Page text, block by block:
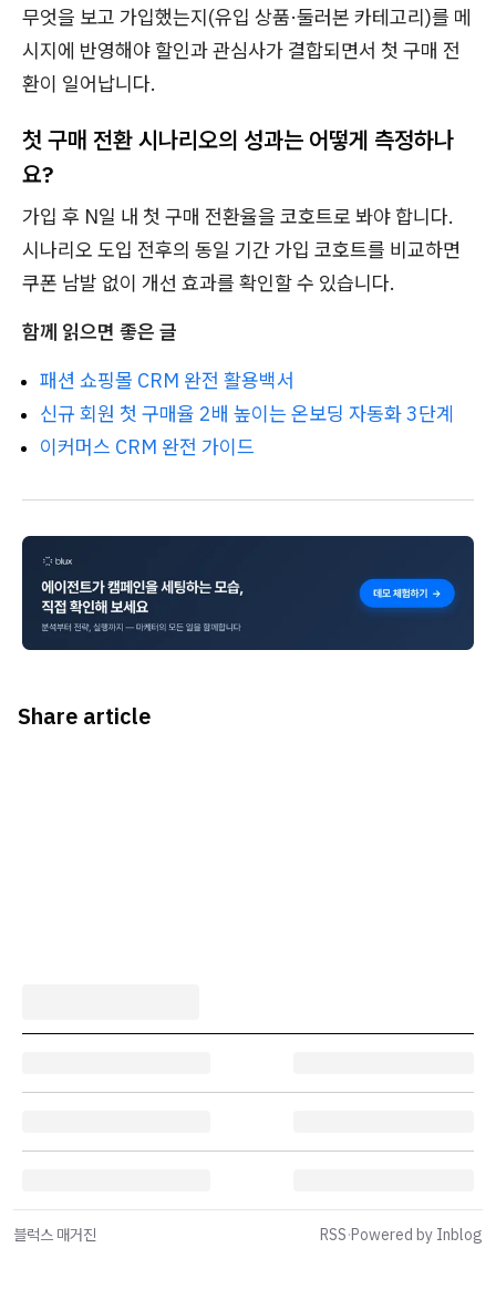
무엇을 보고 가입했는지(유입 상품·둘러본 카테고리)를 메
시지에 반영해야 할인과 관심사가 결합되면서 첫 구매 전
환이 일어납니다.
첫 구매 전환 시나리오의 성과는 어떻게 측정하나
요?
가입 후 N일 내 첫 구매 전환율을 코호트로 봐야 합니다.
시나리오 도입 전후의 동일 기간 가입 코호트를 비교하면
쿠폰 남발 없이 개선 효과를 확인할 수 있습니다.
함께 읽으면 좋은 글
패션 쇼핑몰 CRM 완전 활용백서
신규 회원 첫 구매율 2배 높이는 온보딩 자동화 3단계
이커머스 CRM 완전 가이드
Share article
블럭스 매거진 RSS·Powered by Inblog